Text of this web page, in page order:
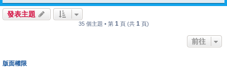
發表主題
35 個主題 • 第 1 頁 (共 1 頁)
前往
版面權限